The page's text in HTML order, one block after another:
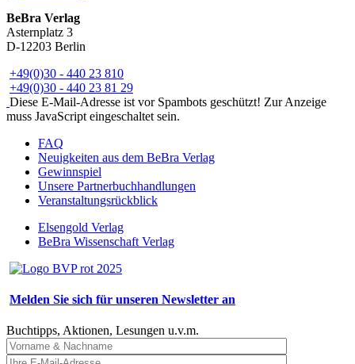
BeBra Verlag
Asternplatz 3
D-12203 Berlin
+49(0)30 - 440 23 810
+49(0)30 - 440 23 81 29
Diese E-Mail-Adresse ist vor Spambots geschützt! Zur Anzeige
muss JavaScript eingeschaltet sein.
FAQ
Neuigkeiten aus dem BeBra Verlag
Gewinnspiel
Unsere Partnerbuchhandlungen
Veranstaltungsrückblick
Elsengold Verlag
BeBra Wissenschaft Verlag
Melden Sie sich für unseren Newsletter an
Buchtipps, Aktionen, Lesungen u.v.m.